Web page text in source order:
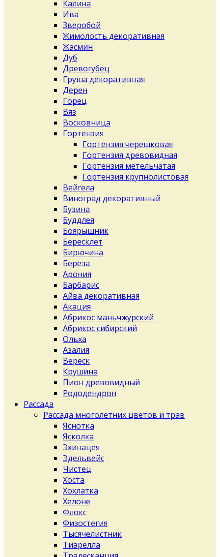
Калина
Ива
Зверобой
Жимолость декоративная
Жасмин
Дуб
Древогубец
Груша декоративная
Дерен
Горец
Вяз
Восковница
Гортензия
Гортензия черешковая
Гортензия древовидная
Гортензия метельчатая
Гортензия крупнолистовая
Вейгела
Виноград декоративный
Бузина
Буддлея
Боярышник
Бересклет
Бирючина
Береза
Арония
Барбарис
Айва декоративная
Акация
Абрикос маньчжурский
Абрикос сибирский
Ольха
Азалия
Вереск
Крушина
Пион древовидный
Рододендрон
Рассада
Рассада многолетних цветов и трав
Яснотка
Ясколка
Эхинацея
Эдельвейс
Чистец
Хоста
Хохлатка
Хелоне
Флокс
Физостегия
Тысячелистник
Тиарелла